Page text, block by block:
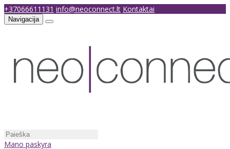
+37066611131 info@neoconnect.lt Kontaktai
Navigacija
Mano paskyra